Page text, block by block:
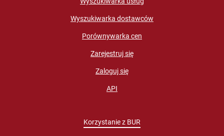
Wyszukiwarka dostawców
Porównywarka cen
Zarejestruj się
Zaloguj się
API
Korzystanie z BUR